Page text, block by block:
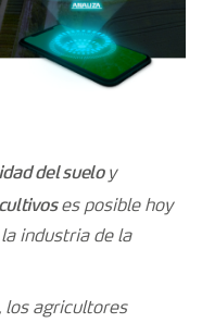
del sueloy
es posible hoy
industria de la
los agricultores